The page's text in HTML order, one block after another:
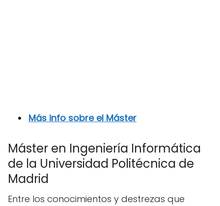
Más info sobre el Máster
Máster en Ingeniería Informática
de la Universidad Politécnica de
Madrid
Entre los conocimientos y destrezas que